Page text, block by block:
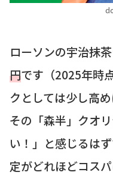
ローソンの宇治抹
円です（2025年時
クとしては少し高
その「森半」クオ
い！」と感じるは
定がどれほどコス